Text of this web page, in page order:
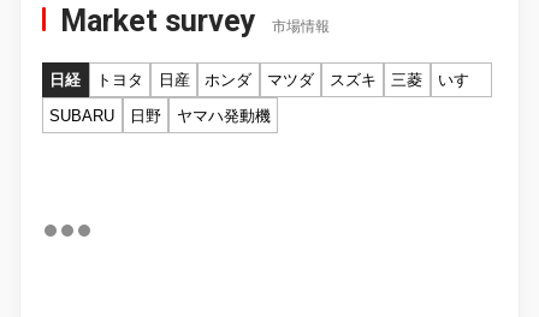
Market survey 市場情報
日経 トヨタ 日産 ホンダ マツダ スズキ 三菱
いすゞ
SUBARU
日野 ヤマハ発動機